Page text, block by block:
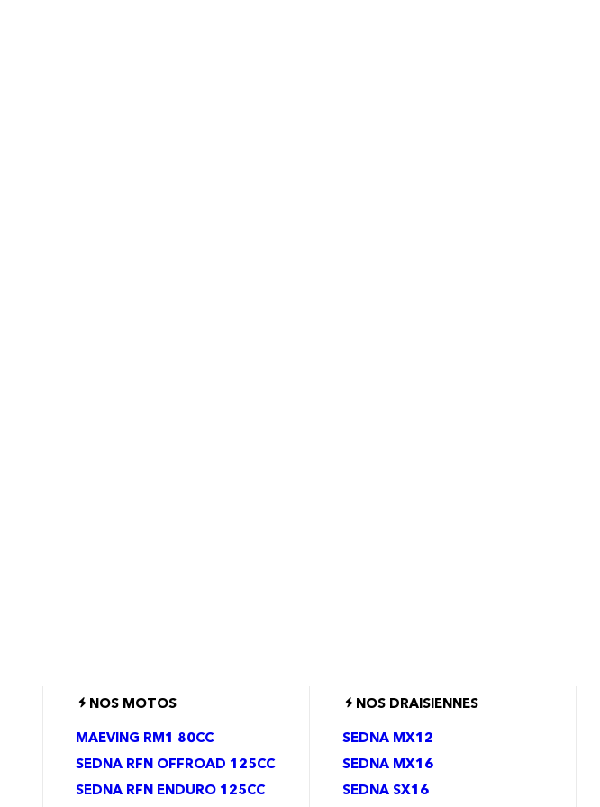
NOS MOTOS
MAEVING RM1 80CC
SEDNA RFN OFFROAD 125CC
SEDNA RFN ENDURO 125CC
NOS DRAISIENNES
SEDNA MX12
SEDNA MX16
SEDNA SX16